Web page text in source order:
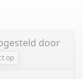
door
op